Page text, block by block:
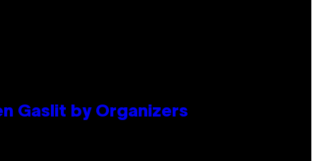
Gaslit by Organizers